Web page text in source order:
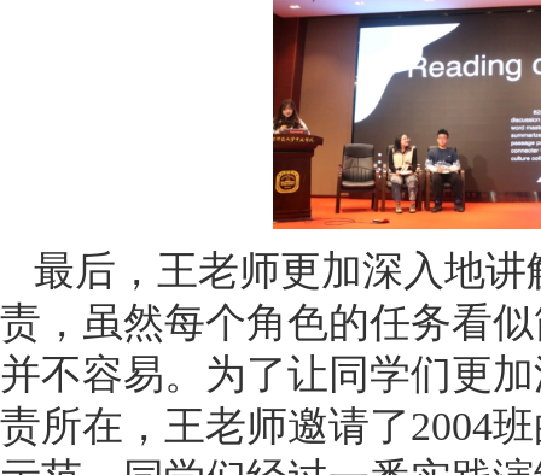
最后，王老师更加深入地
责，虽然每个角色的任务看
并不容易。为了让同学们更
责所在，王老师邀请了2004